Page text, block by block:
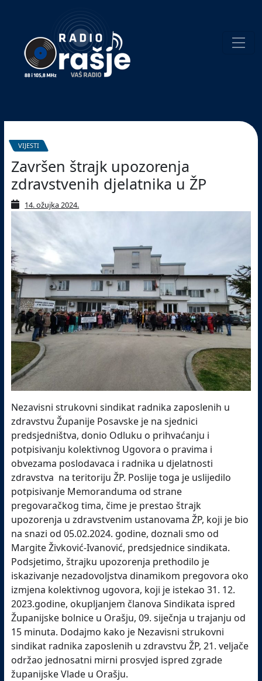
website!
VIJESTI
Završen štrajk upozorenja
zdravstvenih djelatnika u ŽP
14. ožujka 2024.
Nezavisni strukovni sindikat radnika zaposlenih u
zdravstvu Županije Posavske je na sjednici
predsjedništva, donio Odluku o prihvaćanju i
potpisivanju kolektivnog Ugovora o pravima i
obvezama poslodavaca i radnika u djelatnosti
zdravstva na teritoriju ŽP. Poslije toga je uslijedilo
potpisivanje Memoranduma od strane
pregovaračkog tima, čime je prestao štrajk
upozorenja u zdravstvenim ustanovama ŽP, koji je bio
na snazi od 05.02.2024. godine, doznali smo od
Margite Živković-Ivanović, predsjednice sindikata.
Podsjetimo, štrajku upozorenja prethodilo je
iskazivanje nezadovoljstva dinamikom pregovora oko
izmjena kolektivnog ugovora, koji je istekao 31. 12.
2023.godine, okupljanjem članova Sindikata ispred
Županijske bolnice u Orašju, 09. siječnja u trajanju od
15 minuta. Dodajmo kako je Nezavisni strukovni
sindikat radnika zaposlenih u zdravstvu ŽP, 21. veljače
održao jednosatni mirni prosvjed ispred zgrade
županijske Vlade u Orašju.